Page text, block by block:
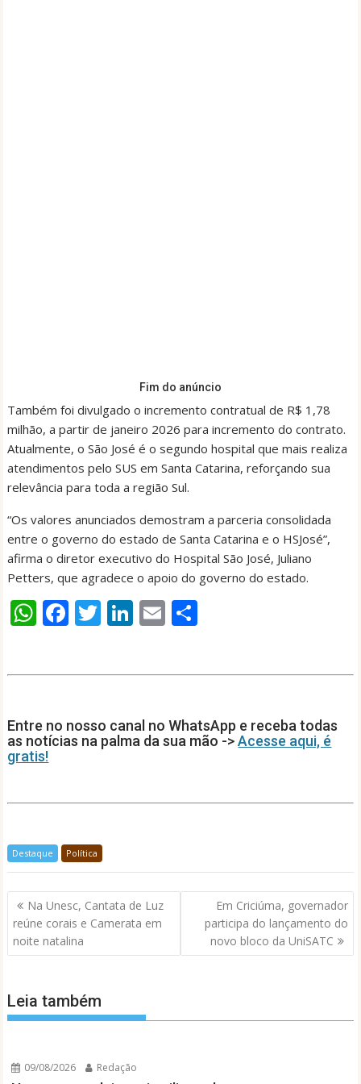
Fim do anúncio
Também foi divulgado o incremento contratual de R$ 1,78
milhão, a partir de janeiro 2026 para incremento do contrato.
Atualmente, o São José é o segundo hospital que mais realiza
atendimentos pelo SUS em Santa Catarina, reforçando sua
relevância para toda a região Sul.
“Os valores anunciados demostram a parceria consolidada
entre o governo do estado de Santa Catarina e o HSJosé”,
afirma o diretor executivo do Hospital São José, Juliano
Petters, que agradece o apoio do governo do estado.
W
A
p
p
F
o
o
T Li
dI
n
E
Entre no nosso canal no WhatsApp e receba todas
as notícias na palma da sua mão ->Acesse aqui, é
gratis!
Destaque Política
Navegação
de
Post
Na Unesc, Cantata de Luz
reúne corais e Camerata em
noite natalina
Em Criciúma, governador
participa do lançamento do
novo bloco da UniSATC
Leia também
09/08/2026 Redação